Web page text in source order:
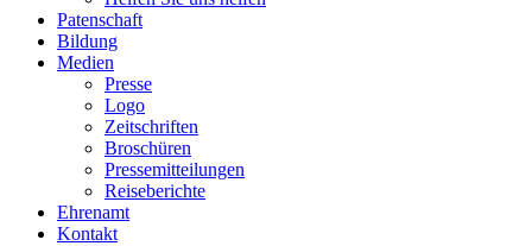
Patenschaft
Bildung
Medien
Presse
Logo
Zeitschriften
Broschüren
Pressemitteilungen
Reiseberichte
Ehrenamt
Kontakt